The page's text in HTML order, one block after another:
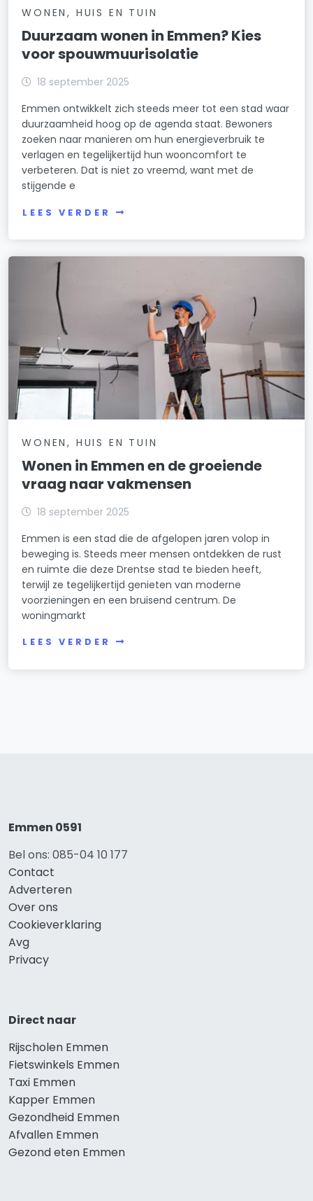
WONEN, HUIS EN TUIN
Duurzaam wonen in Emmen? Kies
voor spouwmuurisolatie
18 september 2025
Emmen ontwikkelt zich steeds meer tot een stad waar
duurzaamheid hoog op de agenda staat. Bewoners
zoeken naar manieren om hun energieverbruik te
verlagen en tegelijkertijd hun wooncomfort te
verbeteren. Dat is niet zo vreemd, want met de
stijgende e
LEES VERDER
WONEN, HUIS EN TUIN
Wonen in Emmen en de groeiende
vraag naar vakmensen
18 september 2025
Emmen is een stad die de afgelopen jaren volop in
beweging is. Steeds meer mensen ontdekken de rust
en ruimte die deze Drentse stad te bieden heeft,
terwijl ze tegelijkertijd genieten van moderne
voorzieningen en een bruisend centrum. De
woningmarkt
LEES VERDER
Emmen 0591
Bel ons: 085-04 10 177
Contact
Adverteren
Over ons
Cookieverklaring
Avg
Privacy
Direct naar
Rijscholen Emmen
Fietswinkels Emmen
Taxi Emmen
Kapper Emmen
Gezondheid Emmen
Afvallen Emmen
Gezond eten Emmen